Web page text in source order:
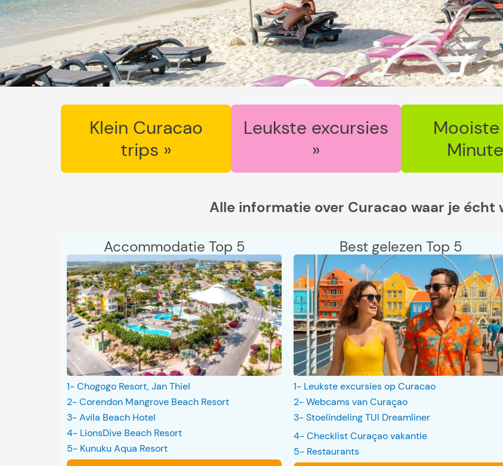
Klein Curacao
trips »
Leukste excursies
»
Alle informatie over Curacao waar je écht
Accommodatie Top 5
1- Chogogo Resort, Jan Thiel
2- Corendon Mangrove Beach Resort
3- Avila Beach Hotel
4- LionsDive Beach Resort
5- Kunuku Aqua Resort
Best gelezen Top 5
1- Leukste excursies op Curacao
2- Webcams van Curaçao
3- Stoelindeling TUI Dreamliner
4- Checklist Curaçao vakantie
5- Restaurants